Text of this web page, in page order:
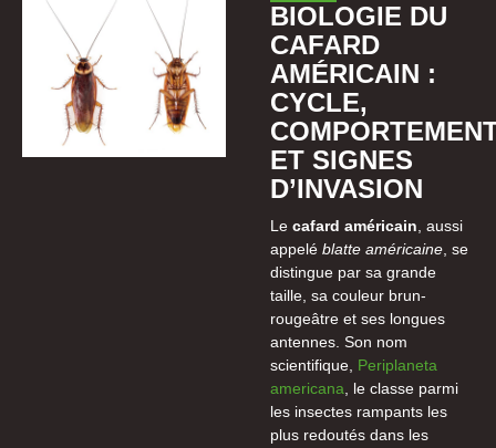
BIOLOGIE DU
CAFARD
AMÉRICAIN :
CYCLE,
ET SIGNES
D’INVASION
Le cafard américain , aussi
appelé blatte américaine , se
distingue par sa grande
taille, sa couleur brun-
rougeâtre et ses longues
antennes. Son nom
scientifique, Periplaneta
americana , le classe parmi
les insectes rampants les
plus redoutés dans les